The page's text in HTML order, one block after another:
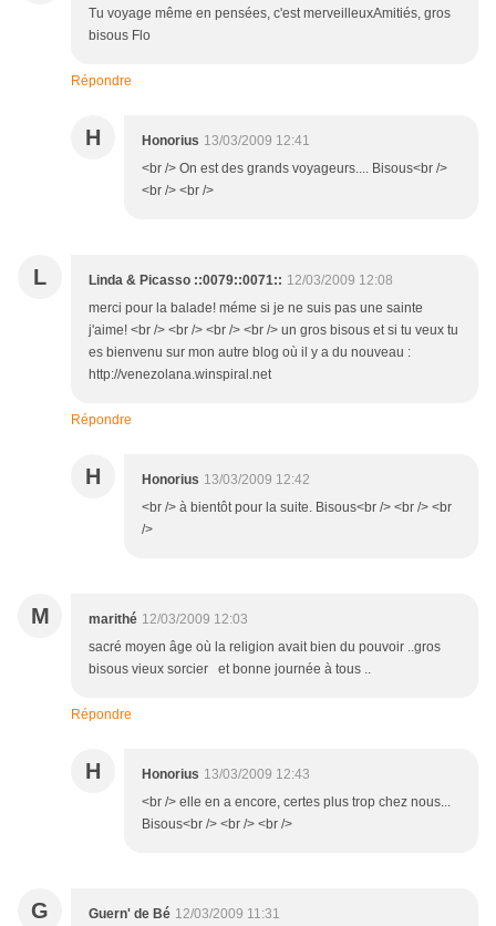
Tu voyage même en pensées, c'est merveilleuxAmitiés, gros
bisous Flo
Répondre
H Honorius 13/03/2009 12:41
<br /> On est des grands voyageurs.... Bisous<br />
<br /> <br />
L Linda & Picasso ::0079::0071:: 12/03/2009 12:08
merci pour la balade! méme si je ne suis pas une sainte
j'aime! <br /> <br /> <br /> <br /> un gros bisous et si tu veux tu
es bienvenu sur mon autre blog où il y a du nouveau :
http://venezolana.winspiral.net
Répondre
H Honorius 13/03/2009 12:42
<br /> à bientôt pour la suite. Bisous<br /> <br /> <br
/>
M marithé 12/03/2009 12:03
sacré moyen âge où la religion avait bien du pouvoir ..gros
bisous vieux sorcier et bonne journée à tous ..
Répondre
H Honorius 13/03/2009 12:43
<br /> elle en a encore, certes plus trop chez nous...
Bisous<br /> <br /> <br />
G Guern' de Bé 12/03/2009 11:31